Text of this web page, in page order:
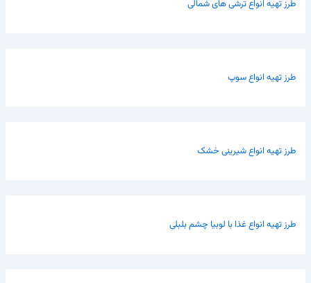
طرز تهیه انواع ترشی های شمالی
طرز تهیه انواع سوپ
طرز تهیه انواع شیرینی خشک
طرز تهیه انواع غذا با لوبیا چشم بلبلی